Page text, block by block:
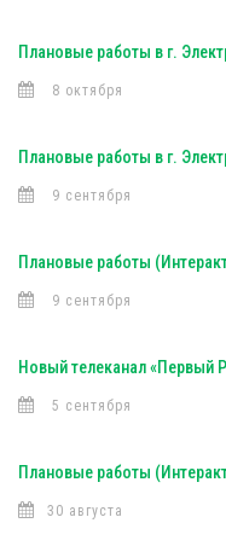
Плановые работы в г.
8 октября
Плановые работы в г.
9 сентября
Плановые работы
9 сентября
Новый телеканал «Первый
5 сентября
Плановые работы
30 августа